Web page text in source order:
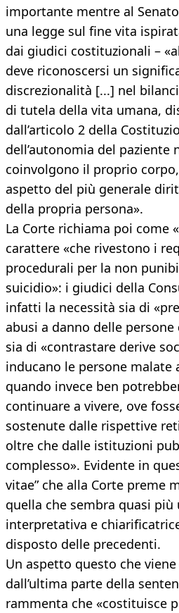
importante mentre al
una legge sul fine vita
dai giudici costituzionali –
deve riconoscersi un
discrezionalità [...] nel
di tutela della vita umana,
dall’articolo 2 della
dell’autonomia del paziente
coinvolgono il proprio
aspetto del più generale
della propria persona».
La Corte richiama poi come
carattere «che rivestono i
procedurali per la non
suicidio»: i giudici della
infatti la necessità sia di
abusi a danno delle
sia di «contrastare derive
inducano le persone malate
quando invece ben
continuare a vivere, ove
sostenute dalle rispettive
oltre che dalle istituzioni
complesso». Evidente in
vitae” che alla Corte preme
quella che sembra quasi più
interpretativa e
disposto delle precedenti.
Un aspetto questo che
dall’ultima parte della
rammenta che «costituisce